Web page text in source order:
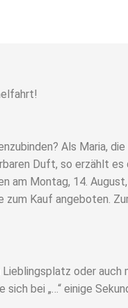
Als Maria,
Duft, so erzählt es
am Montag, 14.
Kauf angeboten.
oder auch
bei „…“ einige